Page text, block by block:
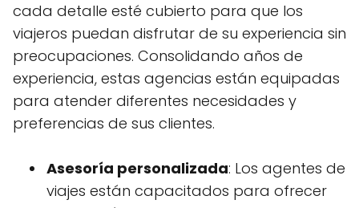
cada detalle esté cubierto para que los
viajeros puedan disfrutar de su experiencia sin
preocupaciones. Consolidando años de
experiencia, estas agencias están equipadas
para atender diferentes necesidades y
preferencias de sus clientes.
Asesoría personalizada: Los agentes de
viajes están capacitados para ofrecer